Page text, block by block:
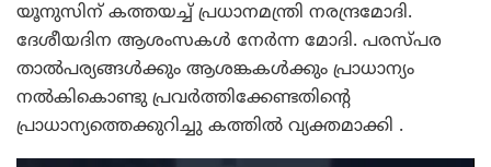
യൂനുസിന് കത്തയച്ച് പ്രധാനമന്ത്രി നരന്ദ്രമോദി.
ദേശീയദിന ആശംസകൾ നേർന്ന മോദി. പരസ്പര
താൽപര്യങ്ങൾക്കും ആശങ്കകൾക്കും പ്രാധാന്യം
നൽകികൊണ്ടു പ്രവർത്തിക്കേണ്ടതിന്റെ
പ്രാധാന്യത്തെക്കുറിച്ചു കത്തിൽ വ്യക്തമാക്കി .